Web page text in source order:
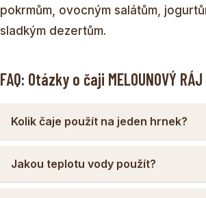
pokrmům, ovocným salátům,
sladkým dezertům.
FAQ: Otázky o čaji MELOUNOVÝ RÁJ
Kolik čaje použít na jeden hrnek?
Jakou teplotu vody použít?